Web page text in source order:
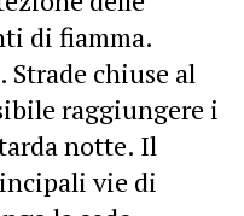
di fiamma.
Strade chiuse al
raggiungere i
notte. Il
vie di